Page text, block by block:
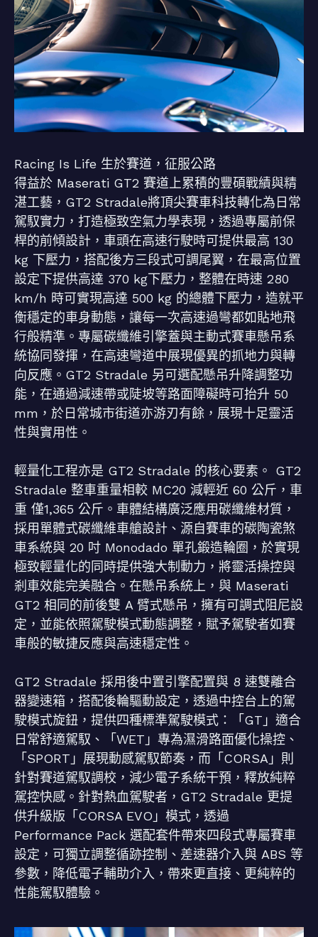
Racing Is Life 生於賽道，征服公路
得益於 Maserati GT2 賽道上累積的豐碩戰績與精
湛工藝，GT2 Stradale將頂尖賽車科技轉化為日常
駕馭實力，打造極致空氣力學表現，透過專屬前保
桿的前傾設計，車頭在高速行駛時可提供最高 130
kg 下壓力，搭配後方三段式可調尾翼，在最高位置
設定下提供高達 370 kg下壓力，整體在時速 280
km/h 時可實現高達 500 kg 的總體下壓力，造就平
衡穩定的車身動態，讓每一次高速過彎都如貼地飛
行般精準。專屬碳纖維引擎蓋與主動式賽車懸吊系
統協同發揮，在高速彎道中展現優異的抓地力與轉
向反應。GT2 Stradale 另可選配懸吊升降調整功
能，在通過減速帶或陡坡等路面障礙時可抬升 50
mm，於日常城市街道亦游刃有餘，展現十足靈活
性與實用性。
輕量化工程亦是 GT2 Stradale 的核心要素。 GT2
Stradale 整車重量相較 MC20 減輕近 60 公斤，車
重 僅1,365 公斤。車體結構廣泛應用碳纖維材質，
採用單體式碳纖維車艙設計、源自賽車的碳陶瓷煞
車系統與 20 吋 Monodado 單孔鍛造輪圈，於實現
極致輕量化的同時提供強大制動力，將靈活操控與
剎車效能完美融合。在懸吊系統上，與 Maserati
GT2 相同的前後雙 A 臂式懸吊，擁有可調式阻尼設
定，並能依照駕駛模式動態調整，賦予駕駛者如賽
車般的敏捷反應與高速穩定性。
GT2 Stradale 採用後中置引擎配置與 8 速雙離合
器變速箱，搭配後輪驅動設定，透過中控台上的駕
駛模式旋鈕，提供四種標準駕駛模式：「GT」適合
日常舒適駕馭、「WET」專為濕滑路面優化操控、
「SPORT」展現動感駕馭節奏，而「CORSA」則
針對賽道駕馭調校，減少電子系統干預，釋放純粹
駕控快感。針對熱血駕駛者，GT2 Stradale 更提
供升級版「CORSA EVO」模式，透過
Performance Pack 選配套件帶來四段式專屬賽車
設定，可獨立調整循跡控制、差速器介入與 ABS 等
參數，降低電子輔助介入，帶來更直接、更純粹的
性能駕馭體驗。